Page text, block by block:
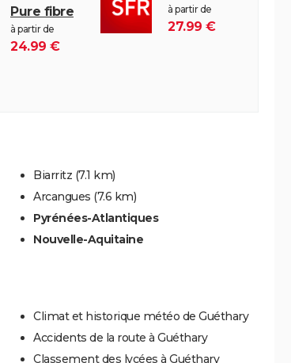
Pure fibre
à partir de
24.99 €
à partir de
27.99 €
Biarritz (7.1 km)
Arcangues (7.6 km)
Pyrénées-Atlantiques
Nouvelle-Aquitaine
Climat et historique météo de Guéthary
Accidents de la route à Guéthary
Classement des lycées à Guéthary